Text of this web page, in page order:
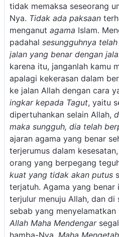
tidak memaksa seseorang
Nya. Tidak ada paksaan
menganut agama Islam.
padahal sesungguhnya
jalan yang benar dengan
karena itu, janganlah kamu
apalagi kekerasan dalam
ke jalan Allah dengan cara
ingkar kepada Tagut, yaitu
dipertuhankan selain Allah,
maka sungguh, dia telah
ajaran agama yang benar
terjerumus dalam
orang yang berpegang
kuat yang tidak akan putus
terjatuh. Agama yang
terjulur menuju Allah, dan
sebab yang
Allah Maha Mendengar